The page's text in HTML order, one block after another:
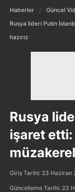
Haberler
Güncel
Rusya lideri Putin
hazırız
Rusya
işaret
Giriş Tarihi: 23 Haziran
Güncelleme Tarihi: 23